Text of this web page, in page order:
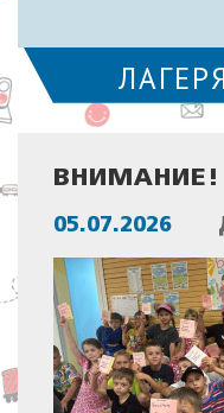
ЛАГЕРЯ
ВНИМАНИЕ!
05.07.2026